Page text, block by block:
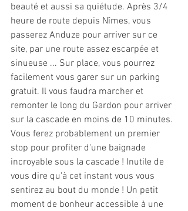
beauté et aussi sa quiétude. Après 3/4
heure de route depuis Nîmes, vous
passerez Anduze pour arriver sur ce
site, par une route assez escarpée et
sinueuse ... Sur place, vous pourrez
facilement vous garer sur un parking
gratuit. Il vous faudra marcher et
remonter le long du Gardon pour arriver
sur la cascade en moins de 10 minutes.
Vous ferez probablement un premier
stop pour profiter d'une baignade
incroyable sous la cascade ! Inutile de
vous dire qu'à cet instant vous vous
sentirez au bout du monde ! Un petit
moment de bonheur accessible à une